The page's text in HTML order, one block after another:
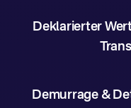
Deklarierter
Demurrage &